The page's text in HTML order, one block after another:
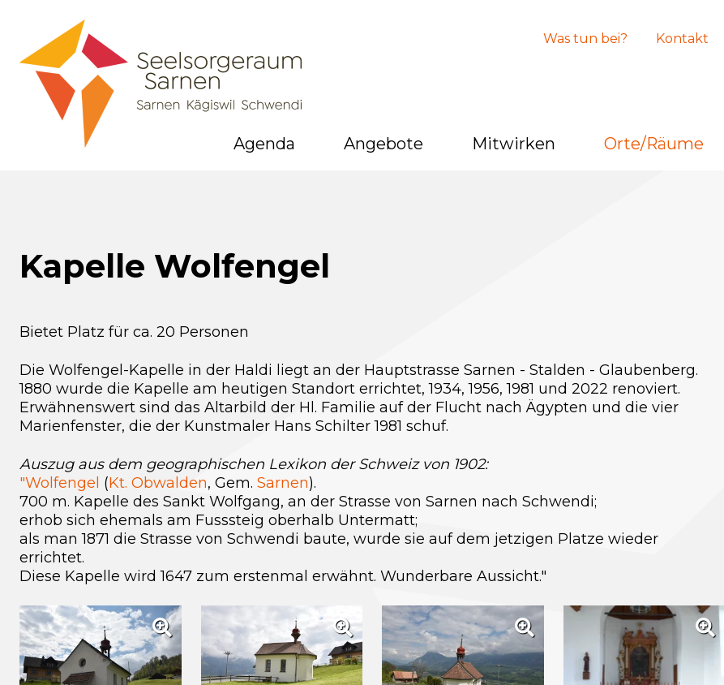
Was tun bei? Kontakt
Agenda Angebote Mitwirken Orte/Räume
Kapelle Wolfengel
Bietet Platz für ca. 20 Personen
Die Wolfengel-Kapelle in der Haldi liegt an der Hauptstrasse Sarnen - Stalden - Glaubenberg.
1880 wurde die Kapelle am heutigen Standort errichtet, 1934, 1956, 1981 und 2022 renoviert.
Erwähnenswert sind das Altarbild der Hl. Familie auf der Flucht nach Ägypten und die vier
Marienfenster, die der Kunstmaler Hans Schilter 1981 schuf.
Auszug aus dem geographischen Lexikon der Schweiz von 1902:
"Wolfengel (Kt. Obwalden, Gem. Sarnen).
700 m. Kapelle des Sankt Wolfgang, an der Strasse von Sarnen nach Schwendi;
erhob sich ehemals am Fusssteig oberhalb Untermatt;
als man 1871 die Strasse von Schwendi baute, wurde sie auf dem jetzigen Platze wieder
errichtet.
Diese Kapelle wird 1647 zum erstenmal erwähnt. Wunderbare Aussicht."